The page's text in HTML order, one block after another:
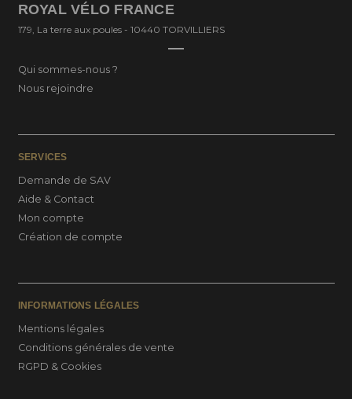
ROYAL VÉLO FRANCE
179, La terre aux poules - 10440 TORVILLIERS
Qui sommes-nous ?
Nous rejoindre
SERVICES
Demande de SAV
Aide & Contact
Mon compte
Création de compte
INFORMATIONS LÉGALES
Mentions légales
Conditions générales de vente
RGPD & Cookies